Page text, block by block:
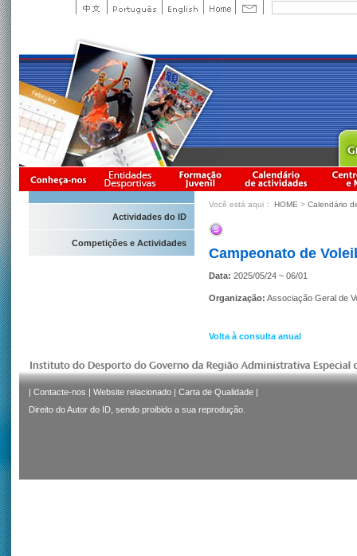
Actividades do ID
Competições e Actividades
Você está aqui： HOME > Calendário
Campeonato de
Data: 2025/05/24 ~ 06/01
Organização: Associação Geral de
Volta à consulta anual
| Contacte-nos | Website relacionado | Carta de Qualidade |
Direito do Autor do ID, sendo proibido a sua reprodução.